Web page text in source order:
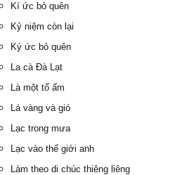
Kí ức bỏ quên
Kỷ niệm còn lại
Ký ức bỏ quên
La cà Đà Lạt
Là một tổ ấm
Lá vàng và gió
Lạc trong mưa
Lạc vào thế giới anh
Làm theo di chúc thiêng liêng